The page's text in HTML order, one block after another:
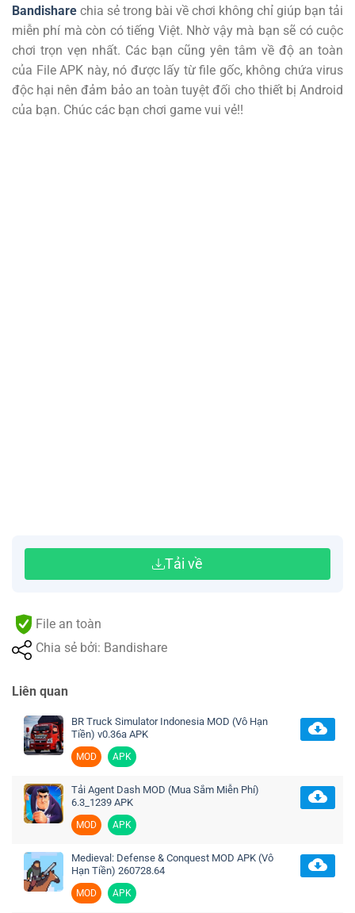
Bandishare chia sẻ trong bài về chơi không chỉ giúp bạn tải
miễn phí mà còn có tiếng Việt. Nhờ vậy mà bạn sẽ có cuộc
chơi trọn vẹn nhất. Các bạn cũng yên tâm về độ an toàn
của File APK này, nó được lấy từ file gốc, không chứa virus
độc hại nên đảm bảo an toàn tuyệt đối cho thiết bị Android
của bạn. Chúc các bạn chơi game vui vẻ!!
Tải về
File an toàn
Chia sẻ bởi: Bandishare
Liên quan
BR Truck Simulator Indonesia MOD (Vô Hạn
Tiền) v0.36a APK
MOD APK
Tải Agent Dash MOD (Mua Sắm Miễn Phí)
6.3_1239 APK
MOD APK
Medieval: Defense & Conquest MOD APK (Vô
Hạn Tiền) 260728.64
MOD APK